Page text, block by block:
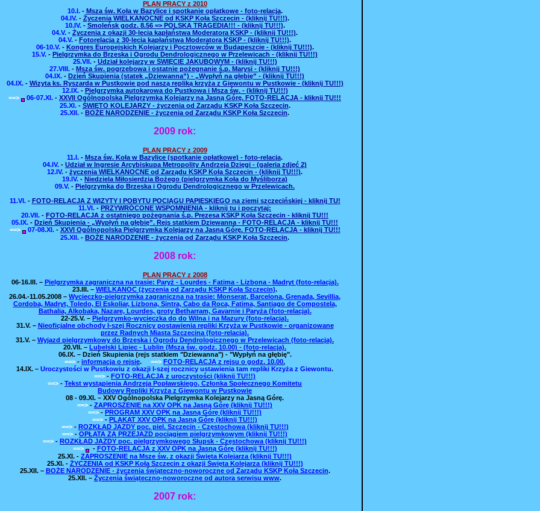
PLAN PRACY z 2010
10.I.- Msza św. Koła w Bazylice i spotkanie opłatkowe - foto-relacja.
04.IV.- Życzenia WIELKANOCNE od KSKP Koła Szczecin - (kliknij TU!!!).
10.IV.- Smoleńsk godz. 8.56 => POLSKA TRAGEDIA!!! - (kliknij TU!!!).
04.V. - Życzenia z okazji 30-lecia kapłaństwa Moderatora KSKP - (kliknij TU!!!).
04.V. - Fotorelacja z 30-lecia kapłaństwa Moderatora KSKP - (kliknij TU!!!).
06-10.V.- Kongres Europejskich Kolejarzy i Pocztowców w Budapeszcie - (kliknij TU!!!).
15.V. - Pielgrzymka do Brzeska i Ogrodu Dendrologicznego w Przelewicach - (kliknij TU!!!)
25.VII.- Udział kolejarzy w ŚWIĘCIE JAKUBOWYM - (kliknij TU!!!)
27.VIII. - Msza św. pogrzebowa i ostatnie pożegnanie ś.p. Marysi - (kliknij TU!!!)
04.IX. - Dzień Skupienia (statek „Dziewanna”) - „Wypłyń na głębię” - (kliknij TU!!!)
04.IX.- Wizyta ks. Ryszarda w Pustkowie pod naszą repliką krzyża z Giewontu w Pustkowie - (kliknij TU!!!)
12.IX.- Pielgrzymka autokarowa do Pustkowa i Msza św. - (kliknij TU!!!)
==>
06-07.XI. - XXVII Ogólnopolska Pielgrzymka Kolejarzy na Jasną Górę. FOTO-RELACJA - kliknij TU!!!
25.XI.- ŚWIĘTO KOLEJARZY - życzenia od Zarządu KSKP Koła Szczecin.
25.XII. - BOŻE NARODZENIE - życzenia od Zarządu KSKP Koła Szczecin.
2009 rok:
PLAN PRACY z 2009
11.I. - Msza św. Koła w Bazylice (spotkanie opłatkowe) - foto-relacja.
04.IV. - Udział w Ingresie Arcybiskupa Metropolity Andrzeja Dzięgi - (galeria zdjęć 2)
12.IV. - życzenia WIELKANOCNE od Zarządu KSKP Koła Szczecin - (kliknij TU!!!).
19.IV. - Niedziela Miłosierdzia Bożego (pielgrzymka Koła do Myśliborza)
09.V. - Pielgrzymka do Brzeska i Ogrodu Dendrologicznego w Przelewicach.
11.VI.- FOTO-RELACJA Z WIZYTY I POBYTU POCIĄGU PAPIESKIEGO na ziemi szczecińskiej - kliknij TU!
11.VI. - PRZYWRÓCONE WSPOMNIENIA - kliknij tu i poczytaj:
20.VII. - FOTO-RELACJA z ostatniego pożegnania ś.p. Prezesa KSKP Koła Szczecin - kliknij TU!!!
05.IX. - Dzień Skupienia - „Wypłyń na głębię”. Rejs statkiem Dziewanna - FOTO-RELACJA - kliknij TU!!!
==>
07-08.XI.- XXVI Ogólnopolska Pielgrzymka Kolejarzy na Jasną Górę. FOTO-RELACJA - kliknij TU!!!
25.XII. - BOŻE NARODZENIE - życzenia od Zarządu KSKP Koła Szczecin.
2008 rok:
PLAN PRACY z 2008
06-16.III.– Pielgrzymka zagraniczna na trasie: Paryż - Lourdes - Fatima - Lizbona - Madryt (foto-relacja).
23.III. – WIELKANOC (życzenia od Zarządu KSKP Koła Szczecin).
26.04.-11.05.2008 – Wycieczko-pielgrzymka zagraniczna na trasie: Monserat, Barcelona, Grenada, Sevillia,
Cordoba, Madryt, Toledo, El Eskoliar, Lizbona, Sintra, Cabo da Roca, Fatima, Santiago de Compostela,
Bathalia, Alkobaka, Nazare, Lourdes, groty Betharram, Gavarnie i Paryża (foto-relacja).
22-25.V. – Pielgrzymko-wycieczka do do Wilna i na Mazury (foto-relacja).
31.V.– Nieoficjalne obchody I-szej Rocznicy postawienia repliki Krzyża w Pustkowie - organizowane
przez Radnych Miasta Szczecina (foto-relacja).
31.V. – Wyjazd pielgrzymkowy do Brzeska i Ogrodu Dendrologicznego w Przelewicach (foto-relacja).
20.VII. – Lubelski Lipiec - Lublin (Msza św. godz. 10.00) - (foto-relacja).
06.IX. – Dzień Skupienia (rejs statkiem "Dziewanna") - "Wypłyń na głębię".
==> - informacja o rejsie. ==> FOTO-RELACJA z rejsu o godz. 10.00.
14.IX. – Uroczystości w Pustkowiu z okazji I-szej rocznicy ustawienia tam repliki Krzyża z Giewontu.
==> - FOTO-RELACJA z uroczystości (kliknij TU!!!)
==> - Tekst wystąpienia Andrzeja Popławskiego, Członka Społecznego Komitetu
Budowy Repliki Krzyża z Giewontu w Pustkowie
08 - 09.XI. – XXV Ogólnopolska Pielgrzymka Kolejarzy na Jasną Górę.
==> - ZAPROSZENIE na XXV OPK na Jasną Górę (kliknij TU!!!)
==> - PROGRAM XXV OPK na Jasną Górę (kliknij TU!!!)
==> - PLAKAT XXV OPK na Jasną Górę (kliknij TU!!!)
==>- ROZKŁAD JAZDY poc. piel. Szczecin - Częstochowa (kliknij TU!!!)
==> - OPŁATA ZA PRZEJAZD pociągiem pielgrzymkowym (kliknij TU!!!)
==> - ROZKŁAD JAZDY poc. pielgrzymkowego Słupsk - Częstochowa (kliknij TU!!!)
==>
- FOTO-RELACJA z XXV OPK na Jasną Górę (kliknij TU!!!)
25.XI. - ZAPROSZENIE na Msze św. z okazji Święta Kolejarza (kliknij TU!!!)
25.XI.- ŻYCZENIA od KSKP Koła Szczecin z okazji Święta Kolejarza (kliknij TU!!!)
25.XII.– BOŻE NARODZENIE - życzenia świąteczno-noworoczne od Zarządu KSKP Koła Szczecin.
25.XII. – Życzenia świąteczno-noworoczne od autora serwisu www.
2007 rok: